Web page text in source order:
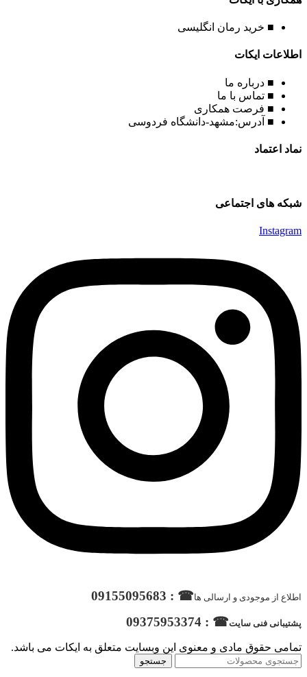
■ خرید رمان انگلیسی
اطلاعات ایکات
■ درباره ما
■ تماس با ما
■ فرصت همکاری
■ آدرس:مشهد-دانشگاه فردوسی
نماد اعتماد
شبکه های اجتماعی
Instagram
اطلاع از موجودی و ارسالی ها☎ : 09155095683
پشتیبانی فنی سایت☎ : 09375953374
تمامی حقوق مادی و معنوی این وبسایت متعلق به ایکات می باشد.
جستجو